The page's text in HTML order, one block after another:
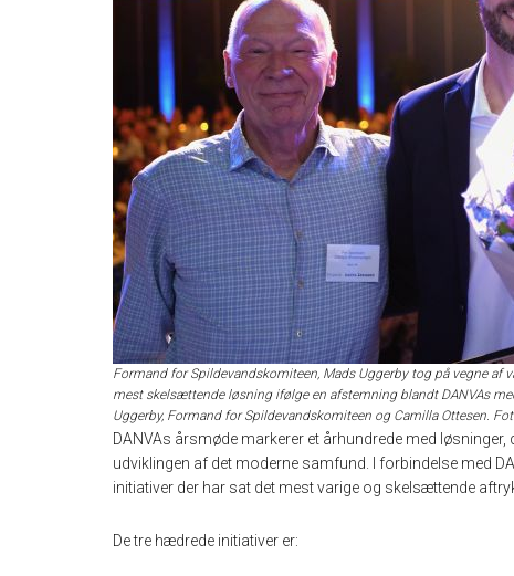
Formand for Spildevandskomiteen, Mads Uggerby tog på vegne
mest skelsættende løsning ifølge en afstemning blandt DANVAs
Uggerby, Formand for Spildevandskomiteen og Camilla Ottesen.
DANVAs årsmøde markerer et århundrede med
udviklingen af det moderne samfund. I forbindelse med
initiativer der har sat det mest varige og skelsættende
De tre hædrede initiativer er: